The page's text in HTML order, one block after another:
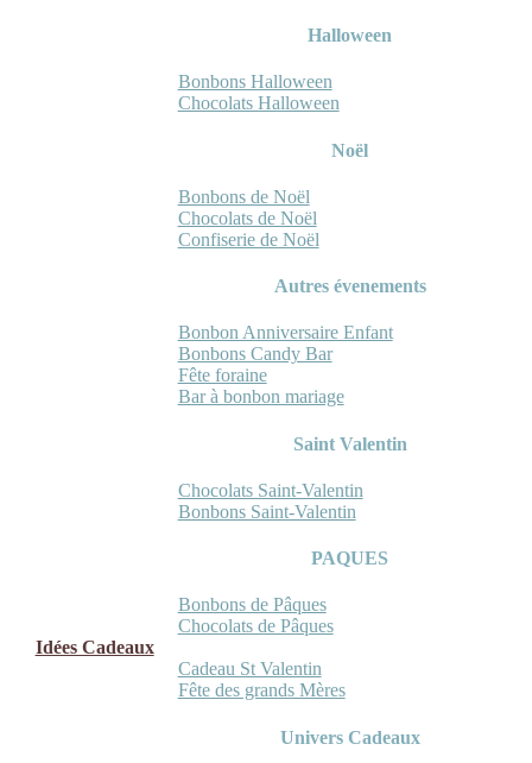
Halloween
Bonbons Halloween
Chocolats Halloween
Noël
Bonbons de Noël
Chocolats de Noël
Confiserie de Noël
Autres évenements
Bonbon Anniversaire Enfant
Bonbons Candy Bar
Fête foraine
Bar à bonbon mariage
Saint Valentin
Chocolats Saint-Valentin
Bonbons Saint-Valentin
PAQUES
Bonbons de Pâques
Chocolats de Pâques
Idées Cadeaux
Cadeau St Valentin
Fête des grands Mères
Univers Cadeaux